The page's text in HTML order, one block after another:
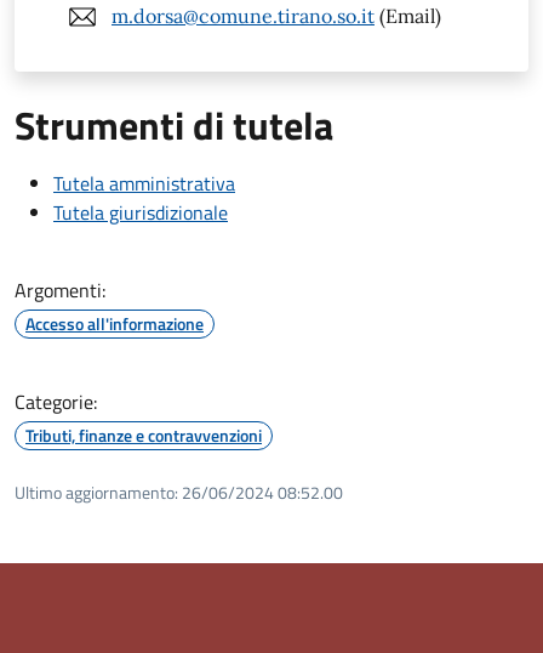
m.dorsa@comune.tirano.so.it (Email)
Strumenti di tutela
Tutela amministrativa
Tutela giurisdizionale
Argomenti:
Accesso all'informazione
Categorie:
Tributi, finanze e contravvenzioni
Ultimo aggiornamento: 26/06/2024 08:52.00